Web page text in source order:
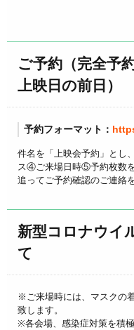
ご予約（完全予
上映日の前日）
予約フォーマット：
件名を「上映会予約」と
ス④ご来場日時⑤予約枚数を
追ってご予約確認のご連絡
新型コロナウイ
て
※ご来場時には、マスクの
致します。
※各会場、感染症対策を積